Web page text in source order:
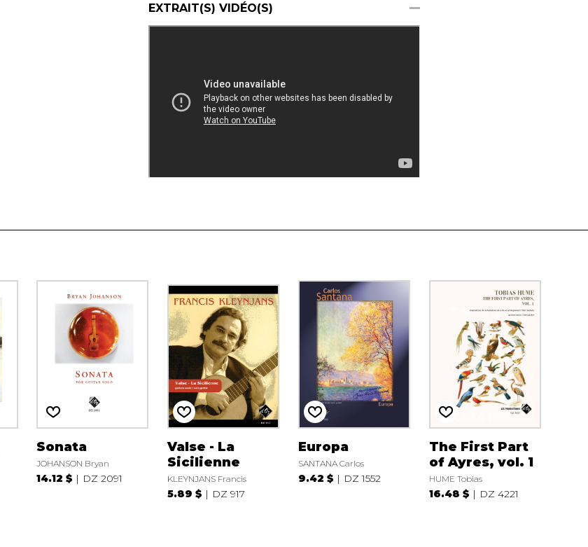
EXTRAIT(S) VIDÉO(S)
Sonata
JOHANSON Bryan
14.12 $ DZ 2091
Valse - La
Sicilienne
KLEYNJANS Francis
5.89 $ DZ 917
Europa
SANTANA Carlos
9.42 $ DZ 1552
The First Part
of Ayres, vol. 1
HUME Tobias
16.48 $ DZ 4221